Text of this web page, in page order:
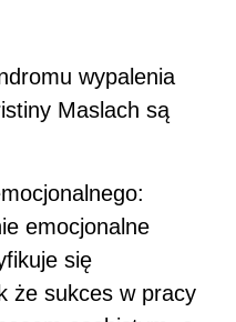
wypalenia
Maslach są
emocjonalne
się
że sukces w pracy